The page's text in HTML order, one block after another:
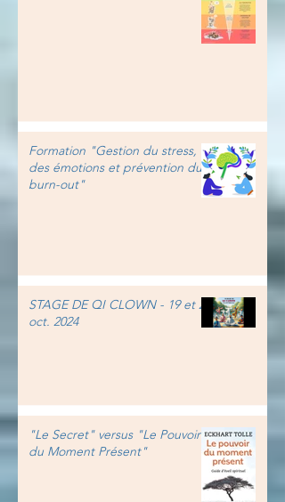
Formation "Gestion du stress,
des émotions et prévention du
burn-out"
STAGE DE QI CLOWN - 19 et 20
oct. 2024
"Le Secret" versus "Le Pouvoir
du Moment Présent"